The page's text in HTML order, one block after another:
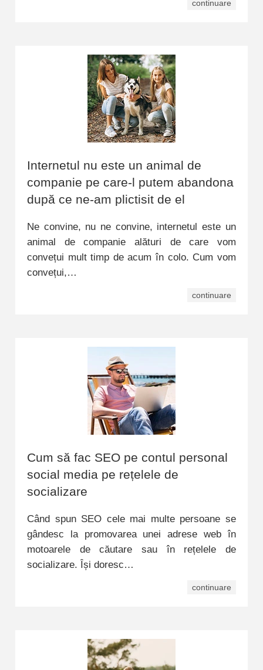
continuare
Internetul nu este un animal de
companie pe care-l putem abandona
după ce ne-am plictisit de el
Ne convine, nu ne convine, internetul este un
animal de companie alături de care vom
convețui mult timp de acum în colo. Cum vom
convețui,…
continuare
Cum să fac SEO pe contul personal
social media pe rețelele de
socializare
Când spun SEO cele mai multe persoane se
gândesc la promovarea unei adrese web în
motoarele de căutare sau în rețelele de
socializare. Își doresc…
continuare